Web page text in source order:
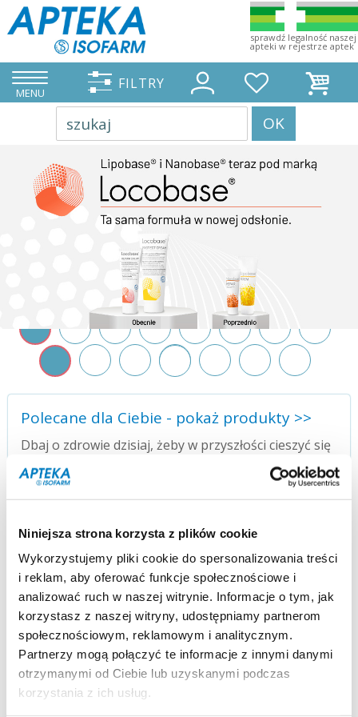
Niniejsza strona korzysta z plików cookie
Wykorzystujemy pliki cookie do spersonalizowania treści
i reklam, aby oferować funkcje społecznościowe i
analizować ruch w naszej witrynie. Informacje o tym, jak
korzystasz z naszej witryny, udostępniamy partnerom
społecznościowym, reklamowym i analitycznym.
Partnerzy mogą połączyć te informacje z innymi danymi
otrzymanymi od Ciebie lub uzyskanymi podczas
korzystania z ich usług.
sprawdź legalność naszej
apteki w rejestrze aptek
MENU
FILTRY
szukaj OK
Polecane dla Ciebie - pokaż produkty >>
Dbaj o zdrowie dzisiaj, żeby w przyszłości cieszyć się
od 9 zł WYSYŁKA
7 FORM
PŁATNOŚCI
4.000